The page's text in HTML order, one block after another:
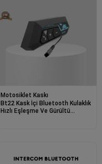
Motosiklet Kaskı
Bt22 Kask İçi Bluetooth Kulaklık
Hızlı Eşleşme Ve Gürültü